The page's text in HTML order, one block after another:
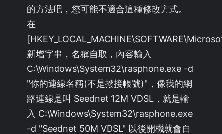
的方法吧，您可能不適合這種修改方式。
在
新增字串，名稱自取，內容輸入
C:\Windows\System32\rasphone.exe -d
"你的連線名稱(不是撥接帳號)"，像我的網
路連線是叫 Seednet 12M VDSL，就是輸
入 C:\Windows\System32\rasphone.exe
-d "Seednet 50M VDSL" 以後開機就會自